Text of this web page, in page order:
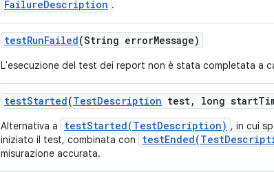
FailureDescription .
testRunFailed(String errorMessage)
L'esecuzione del test dei report non è stata completata a
testStarted(TestDescription test, long start
Alternativa a testStarted(TestDescription) , in cui
iniziato il test, combinata con
misurazione accurata.